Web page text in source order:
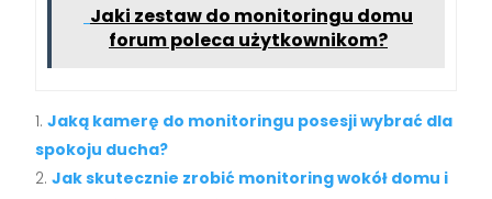
Jaki zestaw do monitoringu domu
forum poleca użytkownikom?
Jaką kamerę do monitoringu posesji wybrać dla
spokoju ducha?
Jak skutecznie zrobić monitoring wokół domu i